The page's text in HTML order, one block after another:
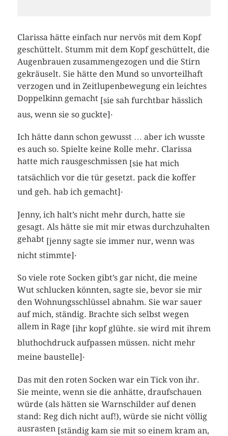
Clarissa hätte einfach nur nervös mit dem Kopf
geschüttelt. Stumm mit dem Kopf geschüttelt, die
Augenbrauen zusammengezogen und die Stirn
gekräuselt. Sie hätte den Mund so unvorteilhaft
verzogen und in Zeitlupenbewegung ein leichtes
Doppelkinn gemacht [sie sah furchtbar hässlich
aus, wenn sie so guckte].
Ich hätte dann schon gewusst … aber ich wusste
es auch so. Spielte keine Rolle mehr. Clarissa
hatte mich rausgeschmissen [sie hat mich
tatsächlich vor die tür gesetzt. pack die koffer
und geh. hab ich gemacht] .
Jenny, ich halt’s nicht mehr durch, hatte sie
gesagt. Als hätte sie mit mir etwas durchzuhalten
gehabt [jenny sagte sie immer nur, wenn was
nicht stimmte].
So viele rote Socken gibt’s gar nicht, die meine
Wut schlucken könnten, sagte sie, bevor sie mir
den Wohnungsschlüssel abnahm. Sie war sauer
auf mich, ständig. Brachte sich selbst wegen
allem in Rage [ihr kopf glühte. sie wird mit ihrem
bluthochdruck aufpassen müssen. nicht mehr
meine baustelle] .
Das mit den roten Socken war ein Tick von ihr.
Sie meinte, wenn sie die anhätte, draufschauen
würde (als hätten sie Warnschilder auf denen
stand: Reg dich nicht auf!), würde sie nicht völlig
ausrasten [ständig kam sie mit so einem kram an,